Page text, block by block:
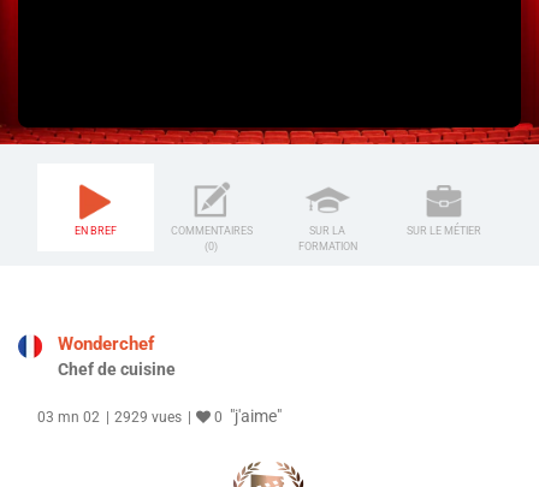
EN BREF
COMMENTAIRES
(0)
SUR LA
FORMATION
SUR LE MÉTIER
Wonderchef
Chef de cuisine
03 mn 02 2929 vues 0 "j'aime"